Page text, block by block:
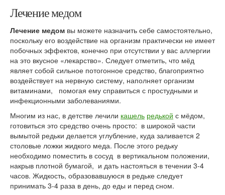
Лечение медом
Лечение медом вы можете назначить себе самостоятельно,
поскольку его воздействие на организм практически не имеет
побочных эффектов, конечно при отсутствии у вас аллергии
на это вкусное «лекарство». Следует отметить, что мёд
являет собой сильное потогонное средство, благоприятно
воздействует на нервную систему, наполняет организм
витаминами, помогая ему справиться с простудными и
инфекционными заболеваниями.
Многим из нас, в детстве лечили кашель редькой с мёдом,
готовиться это средство очень просто: в широкой части
вымытой редьки делается углубление, куда заливается 2
столовые ложки жидкого меда. После этого редьку
необходимо поместить в сосуд в вертикальном положении,
накрыв плотной бумагой, и дать настояться в течении 3-4
часов. Жидкость, образовавшуюся в редьке следует
принимать 3-4 раза в день, до еды и перед сном.